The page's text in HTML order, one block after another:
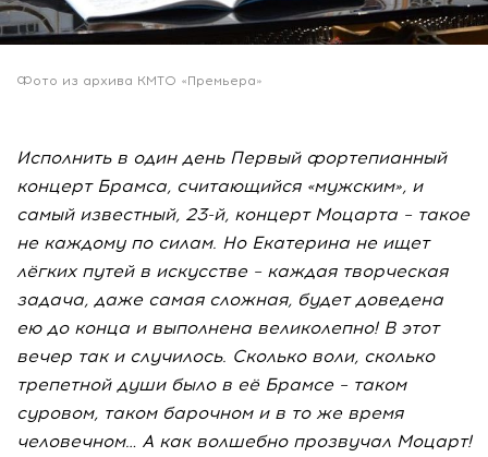
Фото из архива КМТО «Премьера»
Исполнить в один день Первый фортепианный
концерт Брамса, считающийся «мужским», и
самый известный, 23-й, концерт Моцарта – такое
не каждому по силам. Но Екатерина не ищет
лёгких путей в искусстве – каждая творческая
задача, даже самая сложная, будет доведена
ею до конца и выполнена великолепно! В этот
вечер так и случилось. Сколько воли, сколько
трепетной души было в её Брамсе – таком
суровом, таком барочном и в то же время
человечном… А как волшебно прозвучал Моцарт!